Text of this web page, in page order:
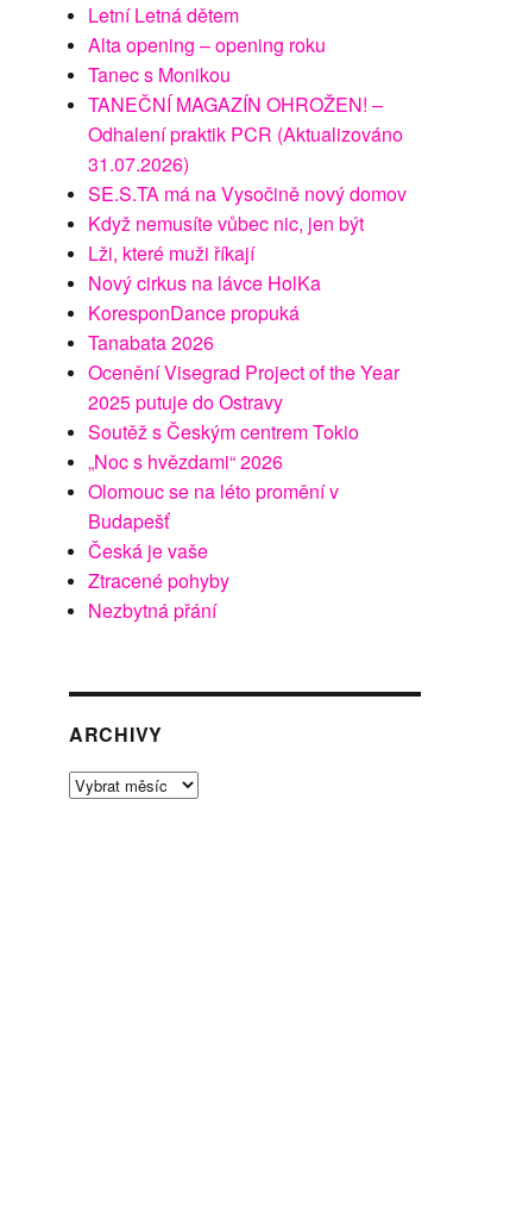
Letní Letná dětem
Alta opening – opening roku
Tanec s Monikou
TANEČNÍ MAGAZÍN OHROŽEN! –
Odhalení praktik PCR (Aktualizováno
31.07.2026)
SE.S.TA má na Vysočině nový domov
Když nemusíte vůbec nic, jen být
Lži, které muži říkají
Nový cirkus na lávce HolKa
KoresponDance propuká
Tanabata 2026
Ocenění Visegrad Project of the Year
2025 putuje do Ostravy
Soutěž s Českým centrem Tokio
„Noc s hvězdami“ 2026
Olomouc se na léto promění v
Budapešť
Česká je vaše
Ztracené pohyby
Nezbytná přání
ARCHIVY
Archivy